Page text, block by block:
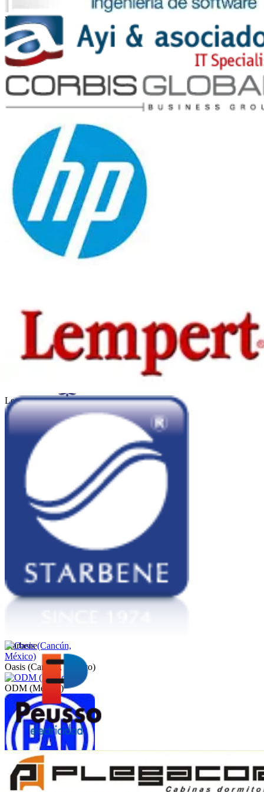
Vates
Ayi y Asociados
Kadicard
Sheraton Córdoba
Lempert
Starbene
Oasis (Cancún, México)
ODM (México)
Peusso